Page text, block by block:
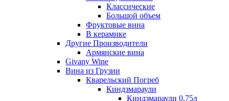
Классические
Большой объем
Фруктовые вина
В керамике
Другие Производители
Армянские вина
Givany Wine
Вина из Грузии
Кварельский Погреб
Киндзмараули
Киндзмараули 0,75л